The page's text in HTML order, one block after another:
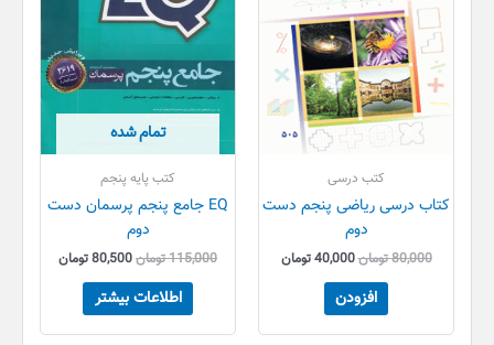
کتب درسی
کتاب درسی ریاضی پنجم دست
دوم
80,000تومان40,000تومان
افزودن
تمام شده
کتب پایه پنجم
EQ جامع پنجم پرسمان دست
دوم
115,000تومان80,500تومان
اطلاعات بیشتر